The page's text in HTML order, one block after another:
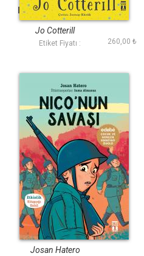
Limon Kütüphanesi
Jo Cotterill
Etiket Fiyatı : 260,00 ₺
Niconun Savaşı
Josan Hatero